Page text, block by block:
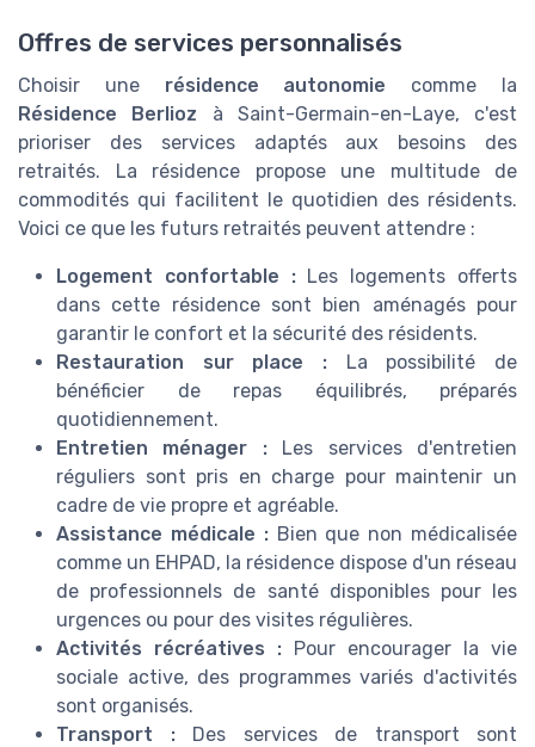
Offres de services personnalisés
Choisir une résidence autonomie comme la
Résidence Berlioz à Saint-Germain-en-Laye, c'est
prioriser des services adaptés aux besoins des
retraités. La résidence propose une multitude de
commodités qui facilitent le quotidien des résidents.
Voici ce que les futurs retraités peuvent attendre :
Logement confortable :Les logements offerts
dans cette résidence sont bien aménagés pour
garantir le confort et la sécurité des résidents.
Restauration sur place : La possibilité de
bénéficier de repas équilibrés, préparés
quotidiennement.
Entretien ménager :Les services d'entretien
réguliers sont pris en charge pour maintenir un
cadre de vie propre et agréable.
Assistance médicale :Bien que non médicalisée
comme un EHPAD, la résidence dispose d'un réseau
de professionnels de santé disponibles pour les
urgences ou pour des visites régulières.
Activités récréatives : Pour encourager la vie
sociale active, des programmes variés d'activités
sont organisés.
Transport :Des services de transport sont